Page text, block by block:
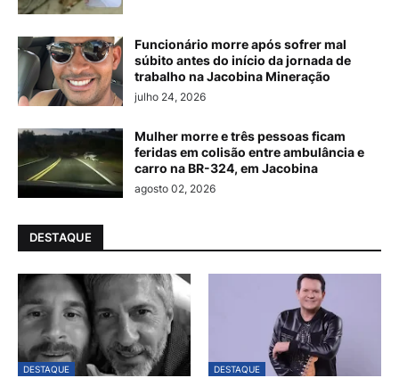
Funcionário morre após sofrer mal
súbito antes do início da jornada de
trabalho na Jacobina Mineração
julho 24, 2026
Mulher morre e três pessoas ficam
feridas em colisão entre ambulância e
carro na BR-324, em Jacobina
agosto 02, 2026
DESTAQUE
DESTAQUE DESTAQUE